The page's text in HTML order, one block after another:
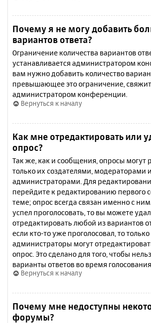
Почему я не могу добавить
вариантов ответа?
Ограничение количества вариантов
устанавливается администратором
вам нужно добавить количество
превышающее это ограничение,
администратором конференции.
Вернуться к началу
Как мне отредактировать или
опрос?
Так же, как и сообщения, опросы могут
только их создателями, модераторами
администраторами. Для
перейдите к редактированию первого
теме; опрос всегда связан именно с
успел проголосовать, то вы можете
отредактировать любой из вариантов
если кто-то уже проголосовал, то
администраторы могут
опрос. Это сделано для того, чтобы
варианты ответов во время голосования.
Вернуться к началу
Почему мне недоступны
форумы?